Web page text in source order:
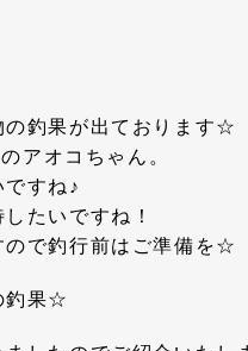
の釣果が出ております☆
アオコちゃん。
すね♪
たいですね！
ので釣行前はご準備を☆
釣果☆